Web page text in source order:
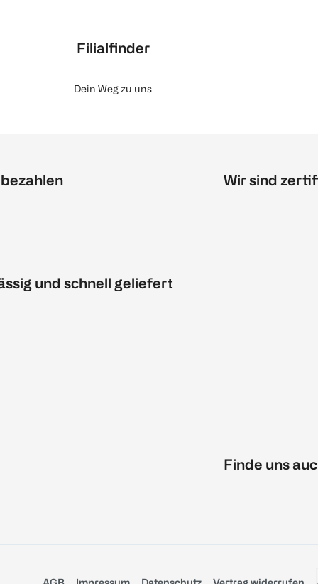
Filialfinder
Dein Weg zu uns
und schnell geliefert
Wir sind
Finde uns